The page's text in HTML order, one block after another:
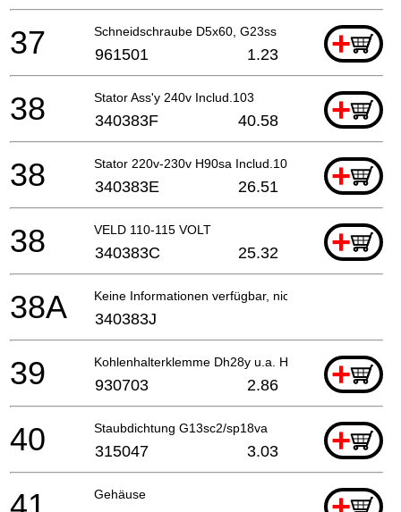
Schneidschraube D5x60, G23ss +
37 961501 1.23
Stator Ass'y 240v Includ.103 +
38 340383F 40.58
Stator 220v-230v H90sa Includ.103 Für Nzl,saf
+
38 340383E 26.51
VELD 110-115 VOLT +
38 340383C 25.32
Keine Informationen verfügbar, nicht bestellbar
38A 340383J
Kohlenhalterklemme Dh28y u.a. H30pv/vb16y/
+
39 930703 2.86
Staubdichtung G13sc2/sp18va +
40 315047 3.03
Gehäuse